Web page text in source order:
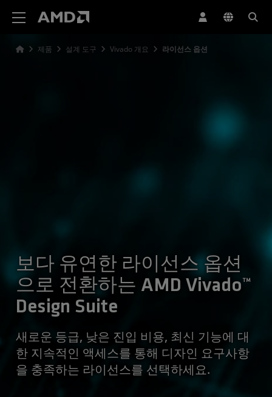
제품 설계 도구 Vivado 개요 라이선스 옵션
보다 유연한 라이선스 옵션
으로 전환하는 AMD Vivado™
Design Suite
새로운 등급, 낮은 진입 비용, 최신 기능에 대
한 지속적인 액세스를 통해 디자인 요구사항
을 충족하는 라이선스를 선택하세요.